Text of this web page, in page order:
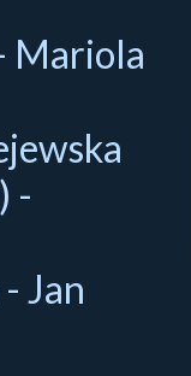
Mariola
-
Jan